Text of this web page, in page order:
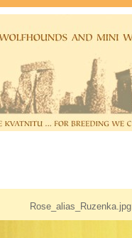
Rose_alias_Ruzenka.jpg